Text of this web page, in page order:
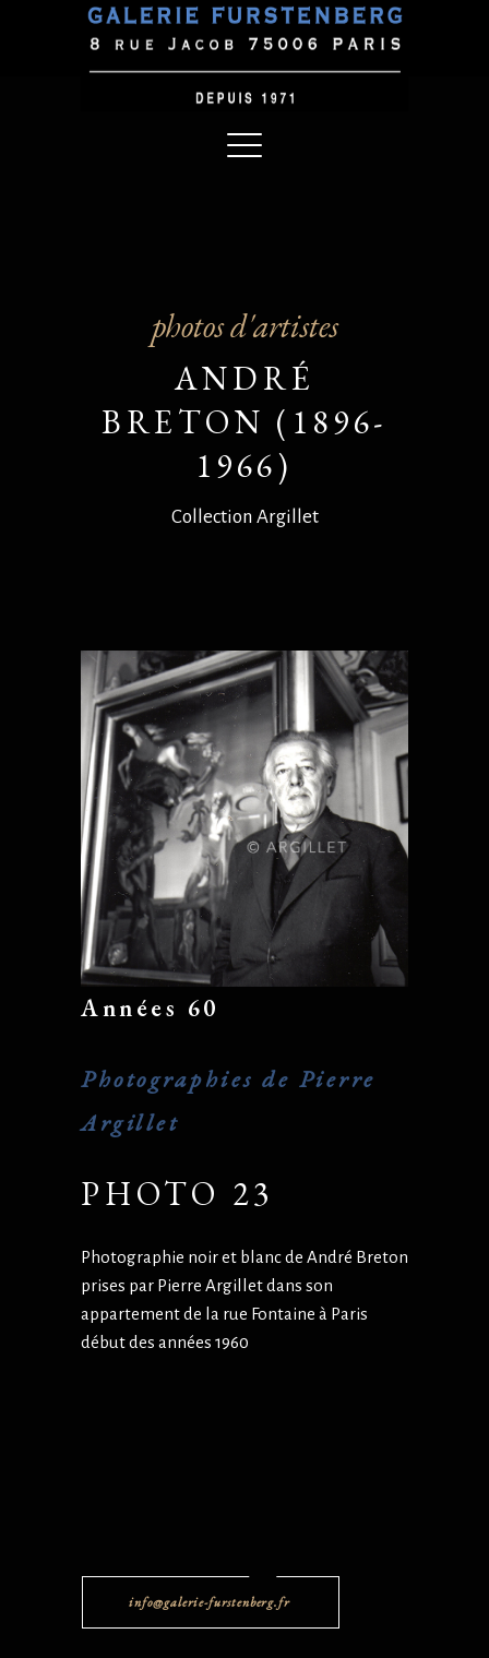
photos d'artistes
ANDRÉ
BRETON (1896-
1966)
Collection Argillet
Années 60
Photographies de Pierre
Argillet
PHOTO 23
Photographie noir et blanc de André Breton
prises par Pierre Argillet dans son
appartement de la rue Fontaine à Paris
début des années 1960
info@galerie-furstenberg.fr